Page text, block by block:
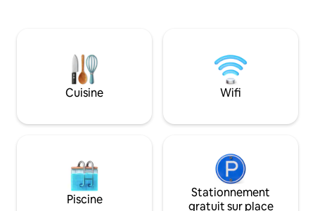
environnants, à observer les étoiles sous
le ciel clair du Karoo ou à vous prélasser
dans le jacuzzi chauffé au bois. Valley
View est votre refuge dans la nature.
oiseaux et le
côté d'un barrage. 300 R PAR
PAR NUIT Les
séjournent
Cuisine Wifi
Piscine
Stationnement
gratuit sur place